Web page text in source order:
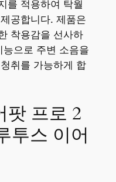
를 적용하여 탁월
공합니다. 제품은
착용감을 선사하
으로 주변 소음을
취를 가능하게 합
팟 프로 2
투스 이어